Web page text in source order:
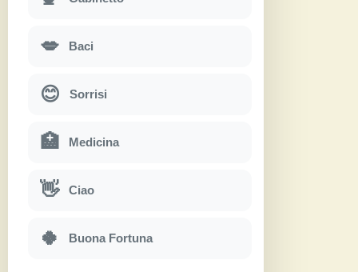
💋 Baci
😊 Sorrisi
🏥 Medicina
👋 Ciao
🍀 Buona Fortuna